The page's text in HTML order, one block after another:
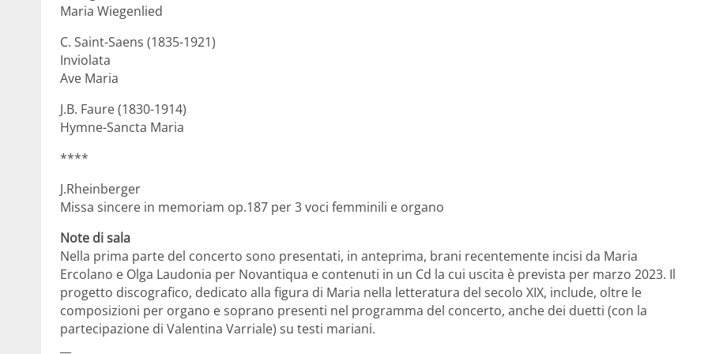
Maria Wiegenlied
C. Saint-Saens (1835-1921)
Inviolata
Ave Maria
J.B. Faure (1830-1914)
Hymne-Sancta Maria
****
J.Rheinberger
Missa sincere in memoriam op.187 per 3 voci femminili e organo
Note di sala
Nella prima parte del concerto sono presentati, in anteprima, brani recentemente incisi da Maria
Ercolano e Olga Laudonia per Novantiqua e contenuti in un Cd la cui uscita è prevista per marzo 2023. Il
progetto discografico, dedicato alla figura di Maria nella letteratura del secolo XIX, include, oltre le
composizioni per organo e soprano presenti nel programma del concerto, anche dei duetti (con la
partecipazione di Valentina Varriale) su testi mariani.